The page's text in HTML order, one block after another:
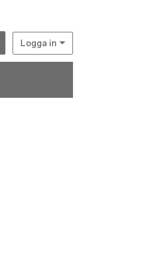
Logga in